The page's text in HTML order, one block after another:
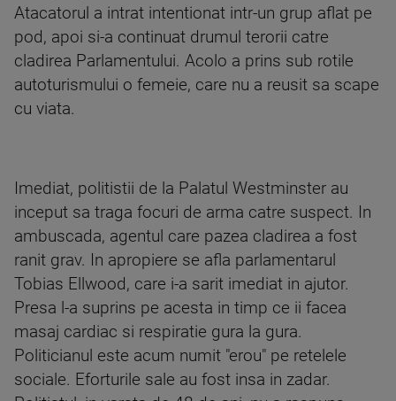
Atacatorul a intrat intentionat intr-un grup aflat pe
pod, apoi si-a continuat drumul terorii catre
cladirea Parlamentului. Acolo a prins sub rotile
autoturismului o femeie, care nu a reusit sa scape
cu viata.
Imediat, politistii de la Palatul Westminster au
inceput sa traga focuri de arma catre suspect. In
ambuscada, agentul care pazea cladirea a fost
ranit grav. In apropiere se afla parlamentarul
Tobias Ellwood, care i-a sarit imediat in ajutor.
Presa l-a suprins pe acesta in timp ce ii facea
masaj cardiac si respiratie gura la gura.
Politicianul este acum numit "erou" pe retelele
sociale. Eforturile sale au fost insa in zadar.